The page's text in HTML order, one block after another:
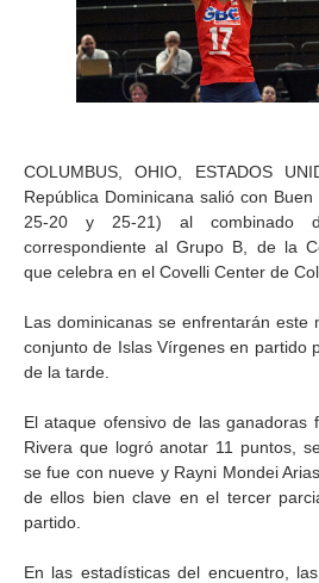
COLUMBUS, OHIO, ESTADOS
República Dominicana salió con
25-20 y 25-21) al combinado
correspondiente al Grupo B, de la
que celebra en el Covelli Center de
Las dominicanas se enfrentarán este
conjunto de Islas Vírgenes en partido
de la tarde.
El ataque ofensivo de las ganadoras
Rivera que logró anotar 11 puntos,
se fue con nueve y Rayni Mondei
de ellos bien clave en el tercer
partido.
En las estadísticas del encuentro,